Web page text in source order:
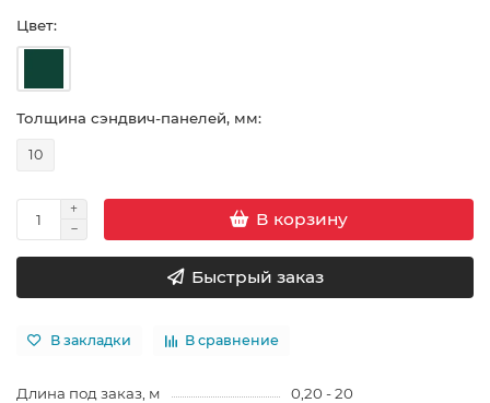
Цвет:
Толщина сэндвич-панелей, мм:
10
В корзину
Быстрый заказ
В закладки В сравнение
Длина под заказ, м
0,20 - 20